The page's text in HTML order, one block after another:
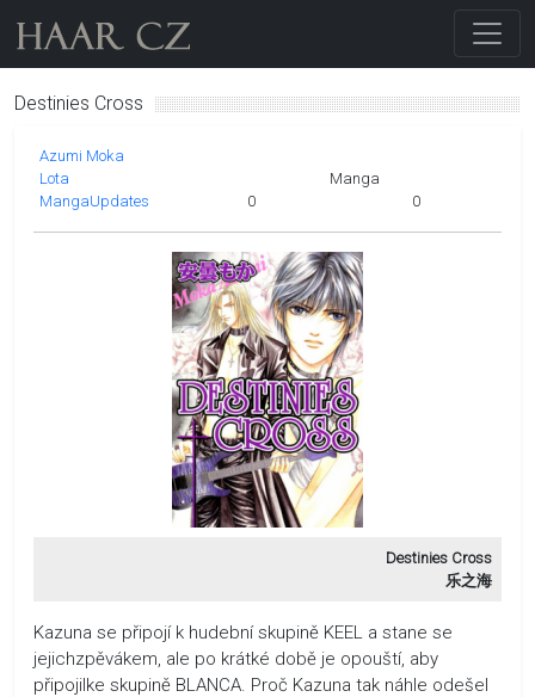
Destinies Cross
Azumi Moka
Lota
Manga
MangaUpdates
0 0
Destinies Cross
乐之海
Kazuna se připojí k hudební skupině KEEL a stane se
jejichzpěvákem, ale po krátké době je opouští, aby
připojilke skupině BLANCA. Proč Kazuna tak náhle odešel